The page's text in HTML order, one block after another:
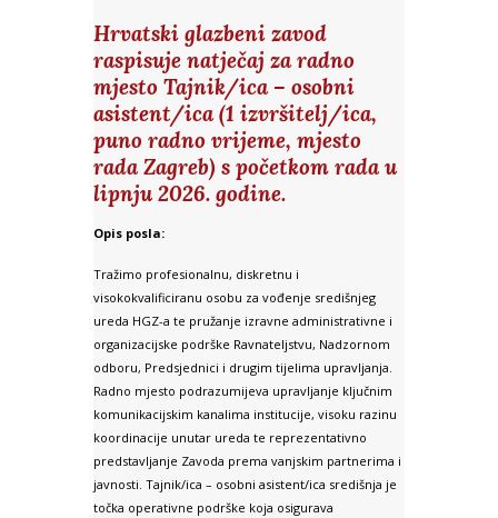
Hrvatski glazbeni zavod
raspisuje natječaj za radno
mjesto Tajnik/ica – osobni
asistent/ica (1 izvršitelj/ica,
puno radno vrijeme, mjesto
rada Zagreb) s početkom rada u
lipnju 2026. godine.
Opis posla:
Tražimo profesionalnu, diskretnu i
visokokvalificiranu osobu za vođenje središnjeg
ureda HGZ-a te pružanje izravne administrativne i
organizacijske podrške Ravnateljstvu, Nadzornom
odboru, Predsjednici i drugim tijelima upravljanja.
Radno mjesto podrazumijeva upravljanje ključnim
komunikacijskim kanalima institucije, visoku razinu
koordinacije unutar ureda te reprezentativno
predstavljanje Zavoda prema vanjskim partnerima i
javnosti. Tajnik/ica – osobni asistent/ica središnja je
točka operativne podrške koja osigurava